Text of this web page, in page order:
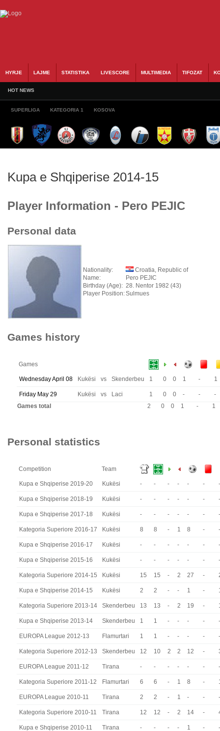
HYRJE LAJME STATISTIKA LIVESCORE MULTIMEDIA TIFOZAT
HOT NEWS
SUPERLIGA KATEGORIA 1 KOSOVA
Kupa e Shqiperise 2014-15
Player Information - Pero PEJIC
Personal data
Nationality:
Croatia, Republic of
Name:
Pero PEJIC
Birthday (Age): 28. Nentor 1982 (43)
Player Position:Sulmues
Games history
Games
Wednesday April 08 Kukësi vs Skenderbeu 1 0 0 1 - 1
Friday May 29 Kukësi vs Laci 1 0 0 - -
-
Games total
2 0 0 1 - 1
Personal statistics
Competition Team
Kupa e Shqiperise 2019-20 Kukësi - - - - - - -
Kupa e Shqiperise 2018-19 Kukësi - - - - - - -
Kupa e Shqiperise 2017-18 Kukësi - - - - - - -
Kategoria Superiore 2016-17 Kukësi 8 8 - 1 8 - -
Kupa e Shqiperise 2016-17 Kukësi - - - - - - -
Kupa e Shqiperise 2015-16 Kukësi - - - - - - -
Kategoria Superiore 2014-15 Kukësi 15 15 - 2 27 -
Kupa e Shqiperise 2014-15 Kukësi 2 2 - - 1 -
Kategoria Superiore 2013-14 Skenderbeu 13 13 - 2 19 -
Kupa e Shqiperise 2013-14 Skenderbeu 1 1 - - - - -
EUROPA League 2012-13 Flamurtari 1 1 - - - - -
Kategoria Superiore 2012-13 Skenderbeu 12 10 2 2 12 -
EUROPA League 2011-12 Tirana - - - - - - -
Kategoria Superiore 2011-12 Flamurtari 6 6 - 1 8 -
EUROPA League 2010-11 Tirana 2 2 - 1 - - -
Kategoria Superiore 2010-11 Tirana 12 12 - 2 14 -
Kupa e Shqiperise 2010-11 Tirana - - - - 1 -
-